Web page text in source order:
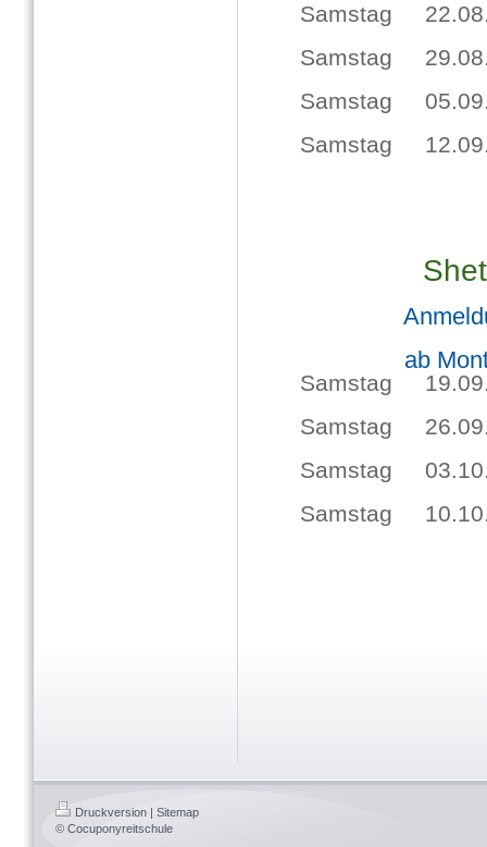
Samstag 22.08.
Samstag 29.08.
Samstag 05.09.
Samstag 12.09.
ab
Samstag 19.09.
Samstag 26.09.
Samstag 03.10.
Samstag 10.10.
Druckversion | Sitemap
© Cocuponyreitschule